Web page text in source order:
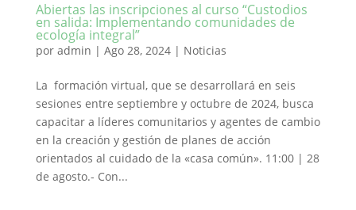
Abiertas las inscripciones al curso “Custodios
en salida: Implementando comunidades de
ecología integral”
por admin | Ago 28, 2024| Noticias
La formación virtual, que se desarrollará en seis
sesiones entre septiembre y octubre de 2024, busca
capacitar a líderes comunitarios y agentes de cambio
en la creación y gestión de planes de acción
orientados al cuidado de la «casa común». 11:00 | 28
de agosto.- Con...